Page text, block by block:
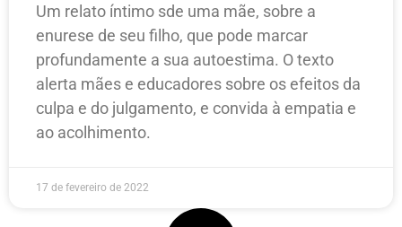
Um relato íntimo sde uma mãe, sobre a
enurese de seu filho, que pode marcar
profundamente a sua autoestima. O texto
alerta mães e educadores sobre os efeitos da
culpa e do julgamento, e convida à empatia e
ao acolhimento.
17 de fevereiro de 2022